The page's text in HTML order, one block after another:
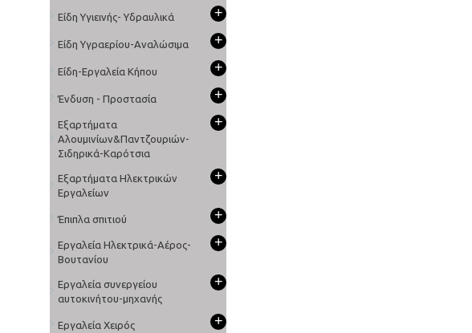
Είδη Υγιεινής- Υδραυλικά +
Είδη Υγραερίου-Αναλώσιμα +
Είδη-Εργαλεία Κήπου +
Ένδυση - Προστασία +
Εξαρτήματα
Αλουμινίων&Παντζουριών-
Σιδηρικά-Καρότσια
+
Εξαρτήματα Ηλεκτρικών
Εργαλείων
+
Έπιπλα σπιτιού +
Εργαλεία Ηλεκτρικά-Αέρος-
Βουτανίου
+
Εργαλεία συνεργείου
αυτοκινήτου-μηχανής
+
Εργαλεία Χειρός +